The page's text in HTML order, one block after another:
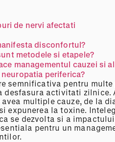
de nervi afectati
disconfortul?
metodele si etapele?
managementul cauzei si
periferica?
semnificativa pentru multe
activitati zilnice.
multiple cauze, de la
expunerea la toxine.
se dezvolta si a
pentru un